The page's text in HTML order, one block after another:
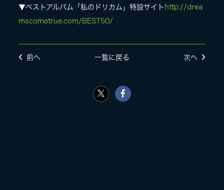
SPECIAL SITE
▼ベストアルバム「私のドリカム」特設サイト http://drea
mscometrue.com/BEST50/
前へ 一覧に戻る 次へ